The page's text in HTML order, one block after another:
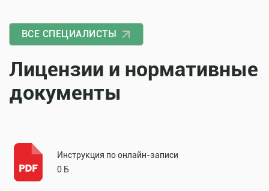
ВСЕ СПЕЦИАЛИСТЫ
Лицензии и нормативные
документы
Инструкция по онлайн-записи
0 Б